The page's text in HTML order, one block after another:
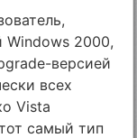
Windows 2000,
версией
всех
Vista
самый тип